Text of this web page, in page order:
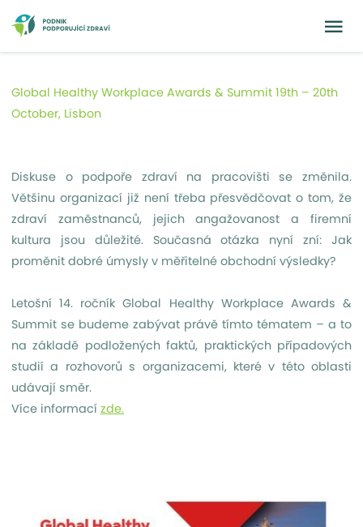
Global Healthy Workplace Awards & Summit 19th – 20th
October, Lisbon
Diskuse o podpoře zdraví na pracovišti se změnila.
Většinu organizací již není třeba přesvědčovat o tom, že
zdraví zaměstnanců, jejich angažovanost a firemní
kultura jsou důležité. Současná otázka nyní zní: Jak
proměnit dobré úmysly v měřitelné obchodní výsledky?
Letošní 14. ročník Global Healthy Workplace Awards &
Summit se budeme zabývat právě tímto tématem – a to
na základě podložených faktů, praktických případových
studií a rozhovorů s organizacemi, které v této oblasti
udávají směr.
Více informací zde.